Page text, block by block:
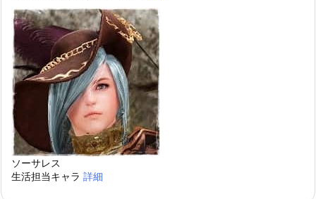
ソーサレス
生活担当キャラ 詳細